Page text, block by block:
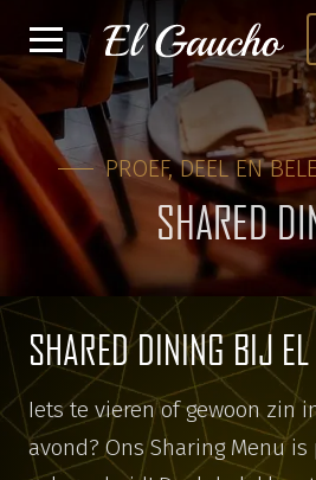
PROEF, DEEL EN
SHARED
SHARED DINING BIJ
Iets te vieren of gewoon zin
avond? Ons Sharing Menu